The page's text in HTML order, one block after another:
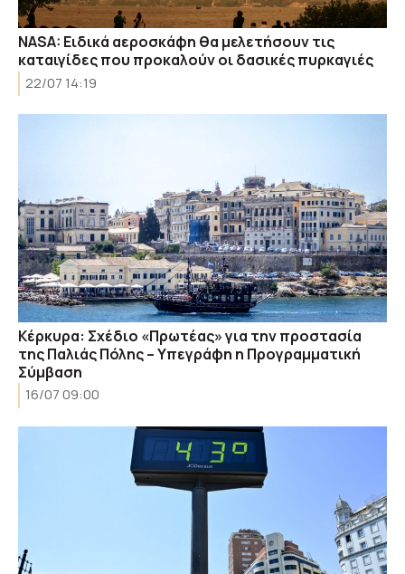
NASA: Ειδικά αεροσκάφη θα μελετήσουν τις
καταιγίδες που προκαλούν οι δασικές πυρκαγιές
22/07 14:19
Κέρκυρα: Σχέδιο «Πρωτέας» για την προστασία
της Παλιάς Πόλης – Υπεγράφη η Προγραμματική
Σύμβαση
16/07 09:00